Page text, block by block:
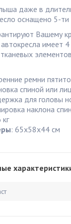
даже в
оснащено 5-ти
Вашему
имеет
ремни
спиной или
для головы
наклона
: 65х58х44 см